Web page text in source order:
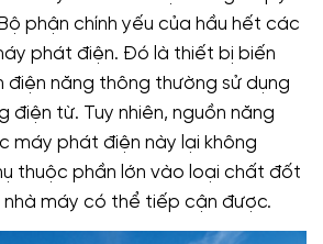
phận chính yếu của hầu hết các
phát điện. Đó là thiết bị biến
điện năng thông thường sử dụng
điện từ. Tuy nhiên, nguồn năng
máy phát điện này lại không
thuộc phần lớn vào loại chất đốt
máy có thể tiếp cận được.